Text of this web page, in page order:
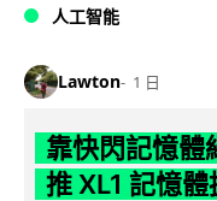
人工智能
Lawton 1 日
靠快閃記憶體
推 XL1 記憶體